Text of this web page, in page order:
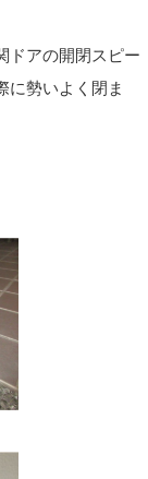
ドアの開閉スピー
に勢いよく閉ま